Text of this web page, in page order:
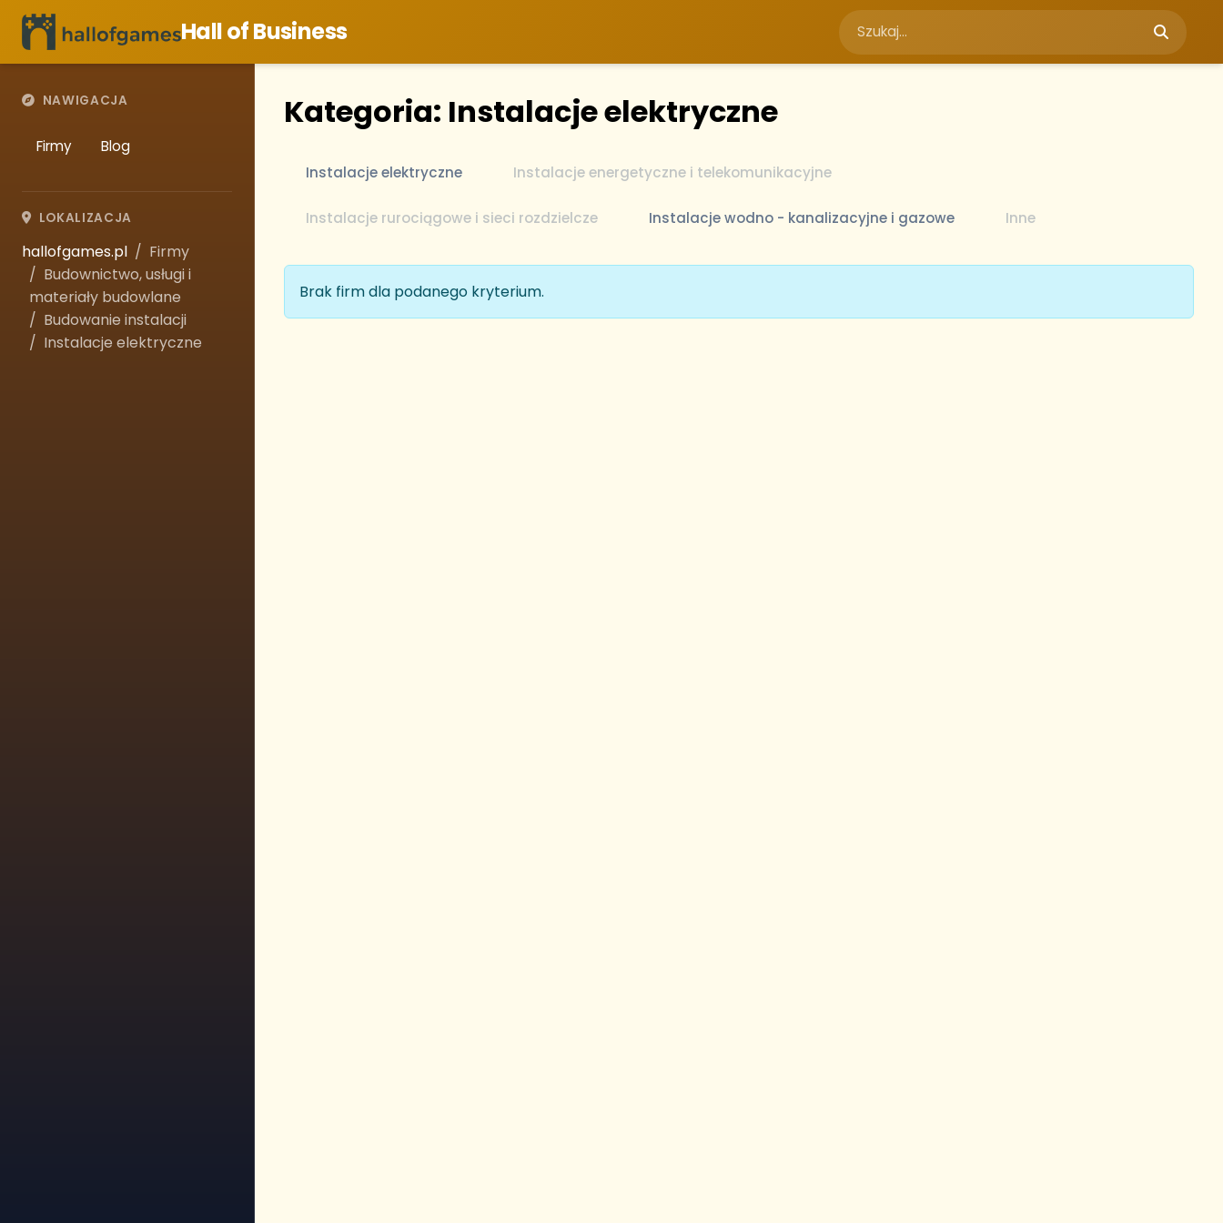
Hall of Business
NAWIGACJA
Firmy Blog
LOKALIZACJA
hallofgames.pl
Firmy
Budownictwo, usługi i
materiały budowlane
Budowanie instalacji
Instalacje elektryczne
Kategoria: Instalacje elektryczne
Instalacje elektryczne Instalacje energetyczne i telekomunikacyjne
Instalacje rurociągowe i sieci rozdzielcze Instalacje wodno - kanalizacyjne i gazowe Inne
Brak firm dla podanego kryterium.